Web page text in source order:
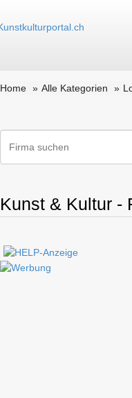
Home Alle Kategorien
Kunst & Kultur -